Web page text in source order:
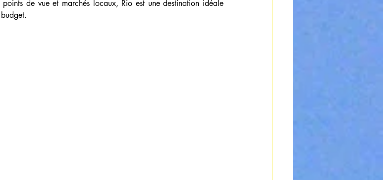
points de vue et marchés locaux, Rio est une destination idéale